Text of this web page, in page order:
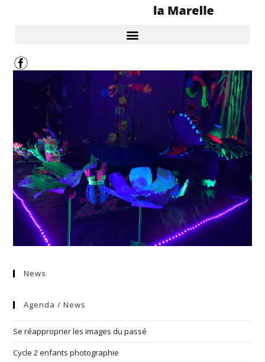
News
Agenda / News
Se réapproprier les images du passé
Cycle 2 enfants photographie